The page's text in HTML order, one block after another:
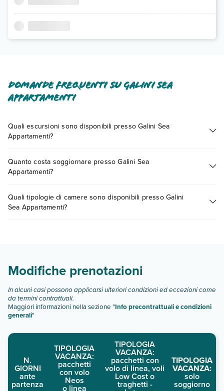
Domande frequenti su Galini Sea
Appartamenti
Quali escursioni sono disponibili presso Galini Sea
Appartamenti?
presso Galini Sea Appartamenti. Scoprile tutte nella
dedicatao contatta il call center chiamando il numero
Quanto costa soggiornare presso Galini Sea
Appartamenti?
vari fattori (per es. date, condizioni dell'hotel, ecc). Per
consultare i prezzi, compila il motore di ricerca e scegli
Quali tipologie di camere sono disponibili presso Galini
Sea Appartamenti?
studio 3 persone
camera standard 3 persone
Scopri tutti i dettagli nel paragrafo dedicato "
descrizione".
Modifiche prenotazioni
In alcuni casi possono applicarsi ulteriori condizioni ed eccezioni come
da termini contrattuali.
Maggiori informazioni nella sezione "Info precontrattuali e condizioni
generali"
N.
GIORNI
ante
partenza
TIPOLOGIA
VACANZA:
pacchetti
con volo
Neos
o linea
TIPOLOGIA
VACANZA:
pacchetti con
volo di linea, voli
Low Cost o
traghetti -
TIPOLOGIA
VACANZA:
solo
soggiorno